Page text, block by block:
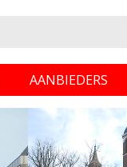
AANBIEDERS